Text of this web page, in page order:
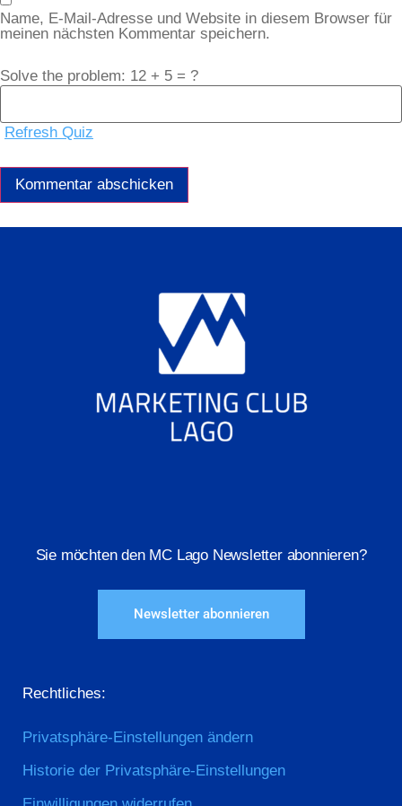
Name, E-Mail-Adresse und Website in diesem Browser für
meinen nächsten Kommentar speichern.
Solve the problem: 12 + 5 = ?
Refresh Quiz
Sie möchten den MC Lago Newsletter abonnieren?
Newsletter abonnieren
Rechtliches:
Privatsphäre-Einstellungen ändern
Historie der Privatsphäre-Einstellungen